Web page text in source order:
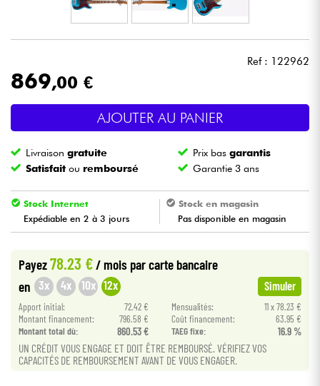
Eclairage
Batteries & Percu
Vents
Violons & Quatuor
Câbles & Access.
HiFi
Packs
Ref : 122962
869,00 €
AJOUTER AU PANIER
Livraisongratuite Prix basgarantis
Satisfait ou remboursé Garantie 3 ans
Stock Internet
Expédiable en 2 à 3 jours
Stock en magasin
Pas disponible en magasin
Payez78.23 €/ mois par carte bancaire
en 3x 4x 10x 12x Simuler
Apport initial: 72.42 € Mensualités:
11 x 78.23 €
Montant financement:
796.58 € Coût financement:
63.95 €
Montant total dù:
860.53 € TAEG fixe: 16.9 %
UN CRÉDIT VOUS ENGAGE ET DOIT ÊTRE REMBOURSÉ. VÉRIFIEZ VOS
CAPACITÉS DE REMBOURSEMENT AVANT DE VOUS ENGAGER.